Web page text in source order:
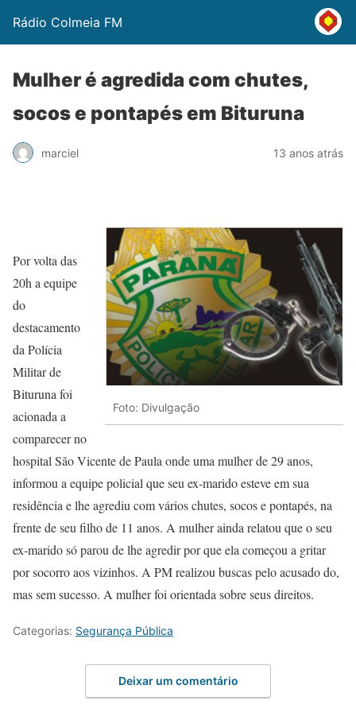
Rádio Colmeia FM
Mulher é agredida com chutes,
socos e pontapés em Bituruna
marciel 13 anos atrás
Foto: Divulgação
Por volta das
20h a equipe
do
destacamento
da Polícia
Militar de
Bituruna foi
acionada a
comparecer no
hospital São Vicente de Paula onde uma mulher de 29 anos,
informou a equipe policial que seu ex-marido esteve em sua
residência e lhe agrediu com vários chutes, socos e pontapés, na
frente de seu filho de 11 anos. A mulher ainda relatou que o seu
ex-marido só parou de lhe agredir por que ela começou a gritar
por socorro aos vizinhos. A PM realizou buscas pelo acusado do,
mas sem sucesso. A mulher foi orientada sobre seus direitos.
Categorias: Segurança Pública
Deixar um comentário